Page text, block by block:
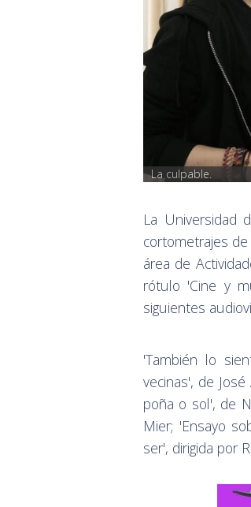
La culpable.
La Universidad
cortometrajes
área de
rótulo 'Cine y
siguientes
'También lo
vecinas', de
poña o sol', de
Mier; 'Ensayo
ser', dirigida por